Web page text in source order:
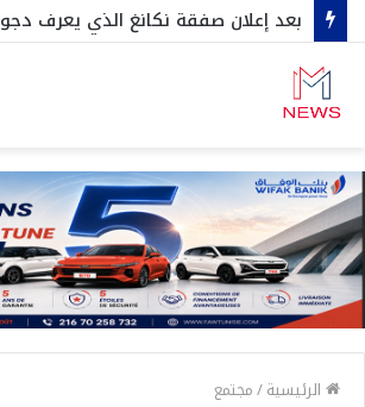
الرئيسية/مجتمع